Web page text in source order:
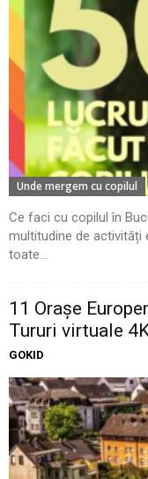
Unde mergem cu copilul
Ce faci cu copilul în
multitudine de activități
toate...
11 Oraşe
Tururi virtuale
GOKID